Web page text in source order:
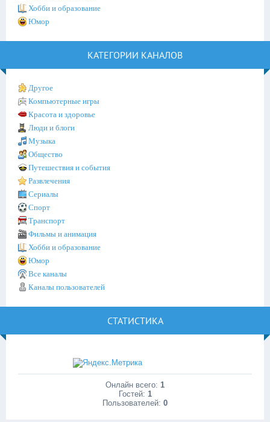
Хобби и образование
Юмор
КАТЕГОРИИ КАНАЛОВ
Другое
Компьютерные игры
Красота и здоровье
Люди и блоги
Музыка
Общество
Путешествия и события
Развлечения
Сериалы
Спорт
Транспорт
Фильмы и анимация
Хобби и образование
Юмор
Все каналы
Каналы пользователей
СТАТИСТИКА
Онлайн всего: 1
Гостей: 1
Пользователей: 0